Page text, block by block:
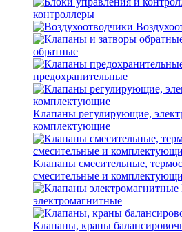
контроллеры
обратные
предохранительные
Клапаны регулирующие,
комплектующие
Клапаны смесительные,
смесительные и
электромагнитные
Клапаны, краны